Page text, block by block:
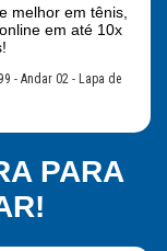
melhor em tênis,
em até 10x
- Andar 02 - Lapa de
PARA